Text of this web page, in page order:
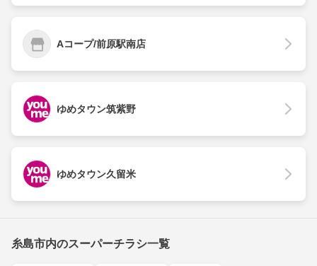
Aコープ/前原駅南店
ゆめタウン筑紫野
ゆめタウン久留米
糸島市内のスーパーチラシ一覧